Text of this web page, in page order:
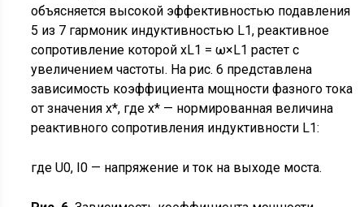
объясняется высокой эффективностью подавления
5 из 7 гармоник индуктивностью L1, реактивное
сопротивление которой хL1 = ω×L1 растет с
увеличением частоты. На рис. 6 представлена
зависимость коэффициента мощности фазного тока
от значения х*, где х* — нормированная величина
реактивного сопротивления индуктивности L1:
где U0, I0 — напряжение и ток на выходе моста.